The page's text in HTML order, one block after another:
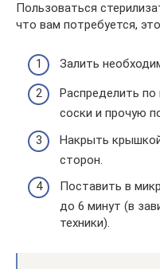
Пользоваться
что вам потребуется,
Залить
Распределить
соски и прочую
Накрыть
сторон.
Поставить в
до 6 минут (в
техники).